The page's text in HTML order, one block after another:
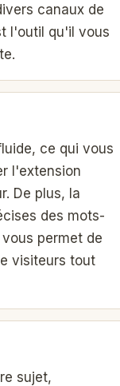
canaux de
l'outil qu'il vous
ce qui vous
l'extension
De plus, la
des mots-
permet de
visiteurs tout
sujet,